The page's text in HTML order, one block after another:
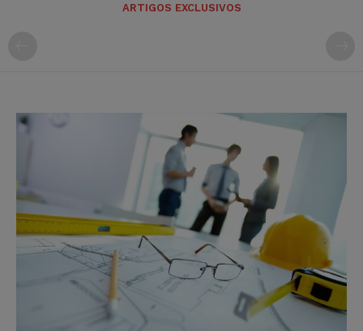
ARTIGOS EXCLUSIVOS